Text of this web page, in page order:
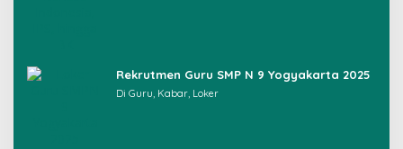
Rekrutmen Guru SMP N 9 Yogyakarta 2025
Di Guru, Kabar, Loker